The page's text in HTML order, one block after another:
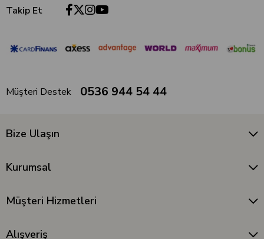
Takip Et
Müşteri Destek 0536 944 54 44
Bize Ulaşın
Kurumsal
Müşteri Hizmetleri
Alışveriş